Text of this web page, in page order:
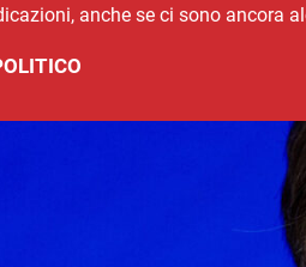
anche se ci sono ancora